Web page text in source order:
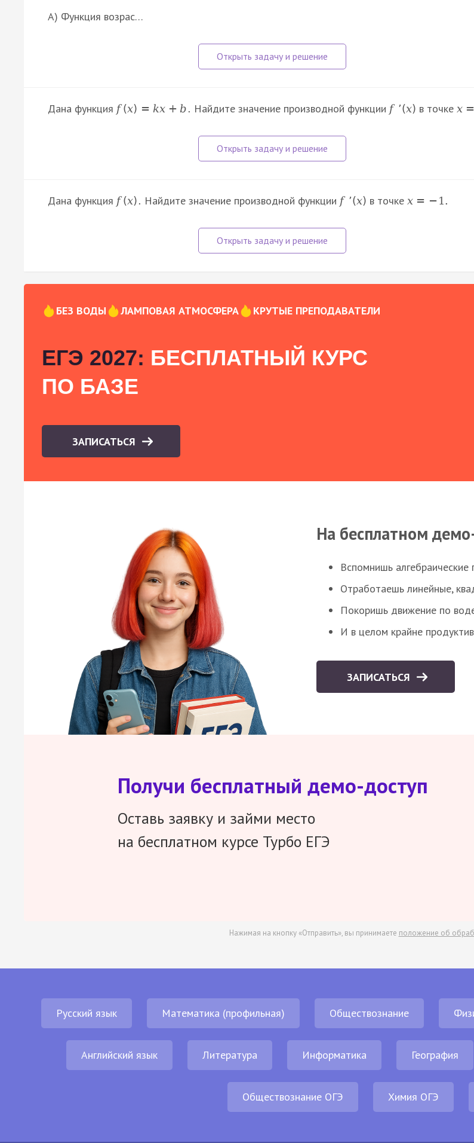
А) Функция возрас…
Дана функция f (x) = kx + b. Найдите значение производной функции f ’(x) в точке х =
Дана функция f (x). Найдите значение производной функции f ’(x) в точке х = −1.
БЕЗ ВОДЫ ЛАМПОВАЯ АТМОСФЕРА КРУТЫЕ ПРЕПОДАВАТЕЛИ
ЕГЭ 2027: БЕСПЛАТНЫЙ КУРС
ПО БАЗЕ
ЗАПИСАТЬСЯ
На бесплатном
Вспомнишь алгебраические
Отработаешь линейные,
Покоришь движение по
И в целом крайне
ЗАПИСАТЬСЯ
Получи бесплатный демо-доступ
Оставь заявку и займи место
на бесплатном курсе Турбо ЕГЭ
Нажимая на кнопку «Отправить», вы принимаете положение об
Русский язык Математика (профильная) Обществознание
Английский язык Литература Информатика География
Обществознание ОГЭ Химия ОГЭ